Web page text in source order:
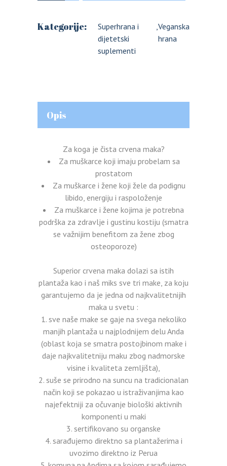
Kategorije:
Superhrana i
dijetetski
suplementi
,Veganska
hrana
Opis
Za koga je čista crvena maka?
Za muškarce koji imaju probelam sa
prostatom
Za muškarce i žene koji žele da podignu
libido, energiju i raspoloženje
Za muškarce i žene kojima je potrebna
podrška za zdravlje i gustinu kostiju (smatra
se važnijim benefitom za žene zbog
osteoporoze)
Superior crvena maka dolazi sa istih
plantaža kao i naš miks sve tri make, za koju
garantujemo da je jedna od najkvalitetnijih
maka u svetu :
sve naše make se gaje na svega nekoliko
manjih plantaža u najplodnijem delu Anda
(oblast koja se smatra postojbinom make i
daje najkvalitetniju maku zbog nadmorske
visine i kvaliteta zemljišta),
suše se prirodno na suncu na tradicionalan
način koji se pokazao u istraživanjima kao
najefektniji za očuvanje biološki aktivnih
komponenti u maki
sertifikovano su organske
sarađujemo direktno sa plantažerima i
uvozimo direktno iz Perua